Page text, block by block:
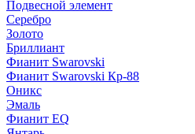
Подвесной элемент
Серебро
Золото
Бриллиант
Фианит Swarovski
Фианит Swarovski Кр-88
Оникс
Эмаль
Фианит EQ